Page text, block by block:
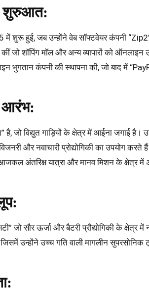
शुरुआत:
शुरू हुई, जब उन्होंने वेब सॉफ्टवेयर कंपनी
कीं जो शॉपिंग मॉल और अन्य व्यापारों को
भुगतान कंपनी की स्थापना की, जो बाद में
आरंभ:
जो विद्युत गाड़ियों के क्षेत्र में आईना जगाई है।
और नवाचारी प्रोद्योगिकी का उपयोग
अंतरिक्ष यात्रा और मानव मिशन के क्षेत्र में
जो सौर ऊर्जा और बैटरी प्रौद्योगिकी के क्षेत्र में
उन्होंने उच्च गति वाली मागलीन सुपरसोनिक